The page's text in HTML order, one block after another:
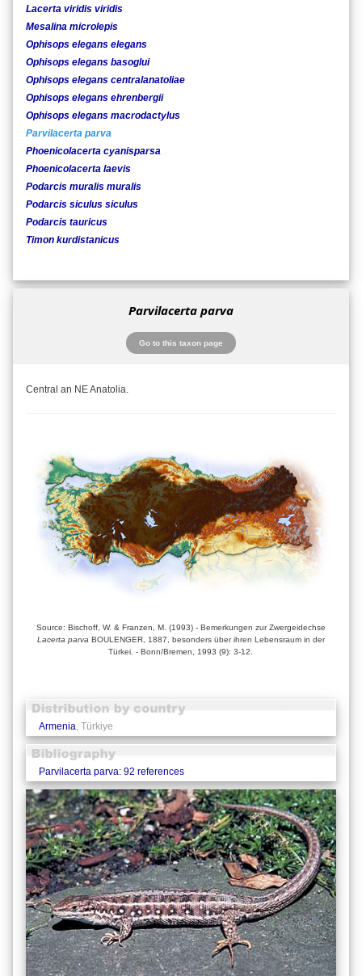
Lacerta viridis viridis
Mesalina microlepis
Ophisops elegans elegans
Ophisops elegans basoglui
Ophisops elegans centralanatoliae
Ophisops elegans ehrenbergii
Ophisops elegans macrodactylus
Parvilacerta parva
Phoenicolacerta cyanisparsa
Phoenicolacerta laevis
Podarcis muralis muralis
Podarcis siculus siculus
Podarcis tauricus
Timon kurdistanicus
Parvilacerta parva
Go to this taxon page
Central an NE Anatolia.
Source: Bischoff, W. & Franzen, M. (1993) - Bemerkungen zur Zwergeidechse
Lacerta parva BOULENGER, 1887, besonders über ihren Lebensraum in der
Türkei. - Bonn/Bremen, 1993 (9): 3-12.
Armenia , Türkiye
Parvilacerta parva: 92 references